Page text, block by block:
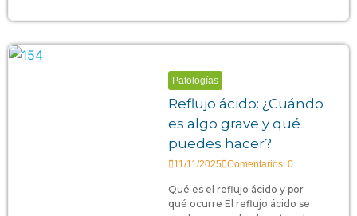
Patologías
Reflujo ácido: ¿Cuándo
es algo grave y qué
puedes hacer?
11/11/2025 Comentarios: 0
Qué es el reflujo ácido y por
qué ocurre El reflujo ácido se